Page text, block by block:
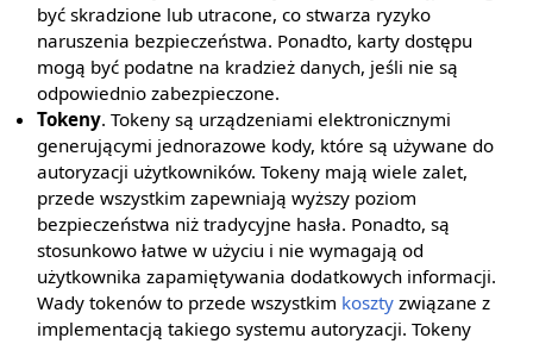
być skradzione lub utracone, co stwarza ryzyko
naruszenia bezpieczeństwa. Ponadto, karty dostępu
mogą być podatne na kradzież danych, jeśli nie są
odpowiednio zabezpieczone.
Tokeny. Tokeny są urządzeniami elektronicznymi
generującymi jednorazowe kody, które są używane do
autoryzacji użytkowników. Tokeny mają wiele zalet,
przede wszystkim zapewniają wyższy poziom
bezpieczeństwa niż tradycyjne hasła. Ponadto, są
stosunkowo łatwe w użyciu i nie wymagają od
użytkownika zapamiętywania dodatkowych informacji.
Wady tokenów to przede wszystkim koszty związane z
implementacją takiego systemu autoryzacji. Tokeny